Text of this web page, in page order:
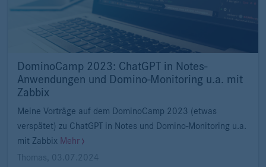
DominoCamp 2023: ChatGPT in Notes-
Anwendungen und Domino-Monitoring u.a. mit
Zabbix
Meine Vorträge auf dem DominoCamp 2023 (etwas
verspätet) zu ChatGPT in Notes und Domino-Monitoring u.a.
mit Zabbix Mehr
Thomas
03.07.2024